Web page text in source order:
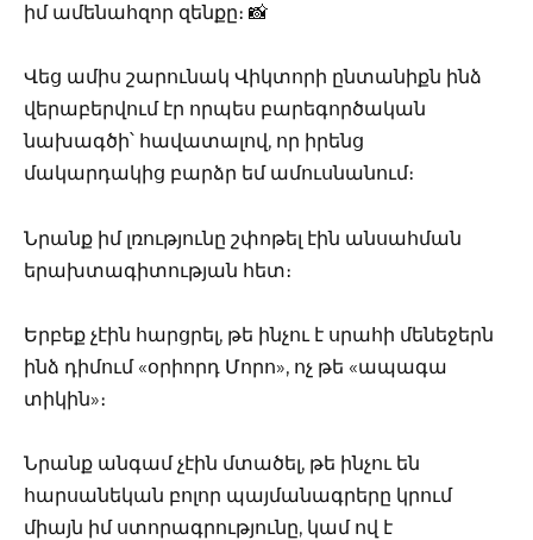
իմ ամենահզոր զենքը։ 📸
Վեց ամիս շարունակ Վիկտորի ընտանիքն ինձ
վերաբերվում էր որպես բարեգործական
նախագծի՝ հավատալով, որ իրենց
մակարդակից բարձր եմ ամուսնանում։
Նրանք իմ լռությունը շփոթել էին անսահման
երախտագիտության հետ։
Երբեք չէին հարցրել, թե ինչու է սրահի մենեջերն
ինձ դիմում «օրիորդ Մորո», ոչ թե «ապագա
տիկին»։
Նրանք անգամ չէին մտածել, թե ինչու են
հարսանեկան բոլոր պայմանագրերը կրում
միայն իմ ստորագրությունը, կամ ով է